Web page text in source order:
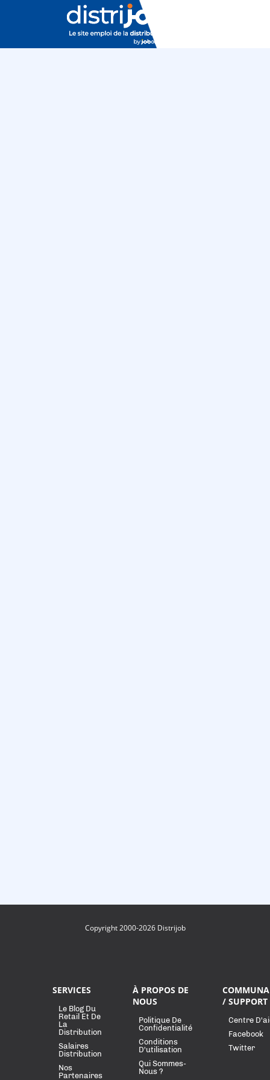
Copyright 2000-2026 Distrijob
SERVICES
Le Blog Du
Retail Et De
La
Distribution
Salaires
Distribution
Nos
Partenaires
À PROPOS DE
NOUS
Politique De
Confidentialité
Conditions
D'utilisation
Qui Sommes-
Nous ?
/ SUPPORT
Centre
Facebook
Twitter